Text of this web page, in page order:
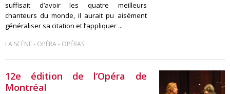
suffisait d’avoir les quatre meilleurs
chanteurs du monde, il aurait pu aisément
généraliser sa citation et l’appliquer ...
LA SCÈNE- OPÉRA- OPÉRAS
12e édition de l’Opéra de
Montréal